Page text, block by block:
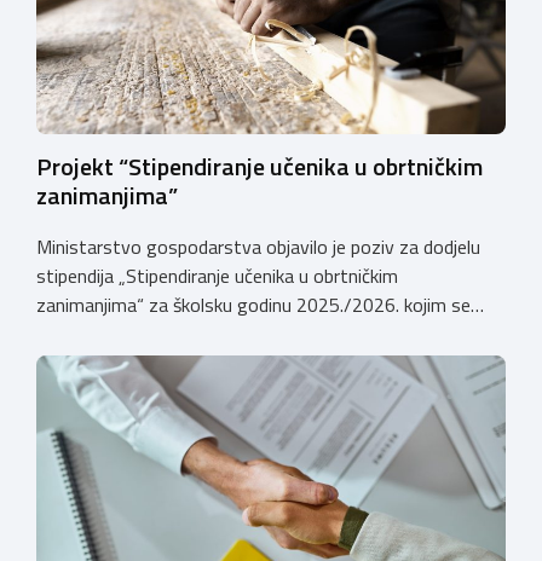
Projekt “Stipendiranje učenika u obrtničkim
zanimanjima”
Ministarstvo gospodarstva objavilo je poziv za dodjelu
stipendija „Stipendiranje učenika u obrtničkim
zanimanjima“ za školsku godinu 2025./2026. kojim se
2025./2026. obrazuju temeljem programa/kurikula u
trogodišnjem trajanju za stjecanje deficitarnih obrtničkih
zanimanja, sukladno Preporukama za obrazovnu upisnu
politiku i politiku stipendiranja za 2025. i 2026. godinu,
Hrvatskog zavoda za zapošljavanje, […]